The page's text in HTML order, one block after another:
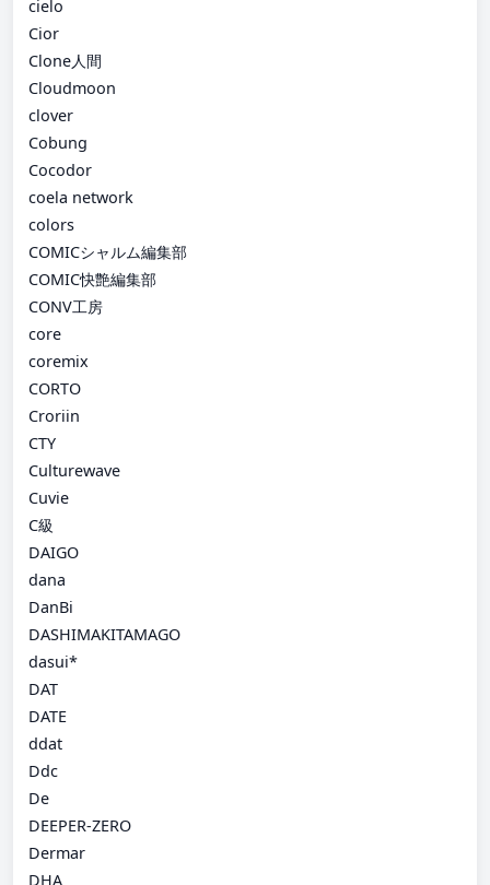
cielo
Cior
Clone人間
Cloudmoon
clover
Cobung
Cocodor
coela network
colors
COMICシャルム編集部
COMIC快艶編集部
CONV工房
core
coremix
CORTO
Croriin
CTY
Culturewave
Cuvie
C級
DAIGO
dana
DanBi
DASHIMAKITAMAGO
dasui*
DAT
DATE
ddat
Ddc
De
DEEPER-ZERO
Dermar
DHA